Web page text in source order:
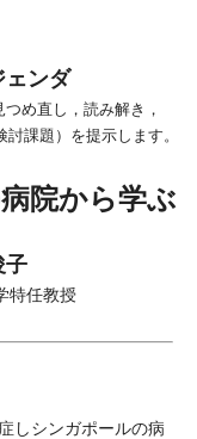
ンダ
め直し，読み解き，
課題）を提示します。
院から学ぶ
子
特任教授
しシンガポールの病